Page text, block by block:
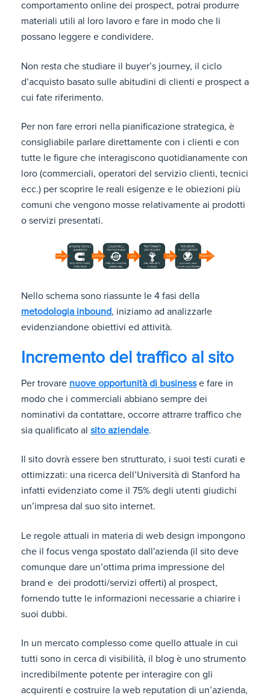
comportamento online dei prospect, potrai produrre
materiali utili al loro lavoro e fare in modo che li
possano leggere e condividere.
Non resta che studiare il buyer’s journey, il ciclo
d’acquisto basato sulle abitudini di clienti e prospect a
cui fate riferimento.
Per non fare errori nella pianificazione strategica, è
consigliabile parlare direttamente con i clienti e con
tutte le figure che interagiscono quotidianamente con
loro (commerciali, operatori del servizio clienti, tecnici
ecc.) per scoprire le reali esigenze e le obiezioni più
comuni che vengono mosse relativamente ai prodotti
o servizi presentati.
Nello schema sono riassunte le 4 fasi della
metodologia inbound, iniziamo ad analizzarle
evidenziandone obiettivi ed attività.
Incremento del traffico al sito
Per trovare nuove opportunità di businesse fare in
modo che i commerciali abbiano sempre dei
nominativi da contattare, occorre attrarre traffico che
sia qualificato al sito aziendale.
Il sito dovrà essere ben strutturato, i suoi testi curati e
ottimizzati: una ricerca dell’Università di Stanford ha
infatti evidenziato come il 75% degli utenti giudichi
un’impresa dal suo sito internet.
Le regole attuali in materia di web design impongono
che il focus venga spostato dall'azienda (il sito deve
comunque dare un’ottima prima impressione del
brand e dei prodotti/servizi offerti) al prospect,
fornendo tutte le informazioni necessarie a chiarire i
suoi dubbi.
In un mercato complesso come quello attuale in cui
tutti sono in cerca di visibilità, il blog è uno strumento
incredibilmente potente per interagire con gli
acquirenti e costruire la web reputation di un’azienda,